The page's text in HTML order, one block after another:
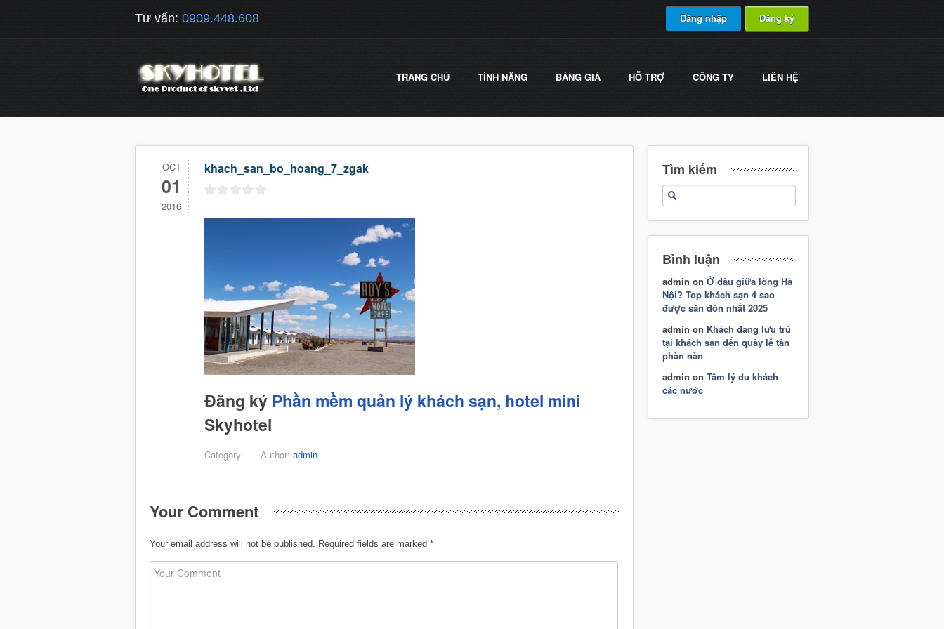
Tư vấn: 0909.448.608 Đăng nhập Đăng ký
TRANG CHỦ TÍNH NĂNG BẢNG GIÁ HỖ TRỢ CÔNG TY LIÊN HỆ
OCT
01
2016
khach_san_bo_hoang_7_zgak
Đăng ký Phần mềm quản lý khách sạn, hotel mini
Skyhotel
Category: - Author: admin
Your Comment
Your email address will not be published. Required fields are marked *
Tìm kiếm
Bình luận
admin on Ở đâu giữa lòng Hà
Nội? Top khách sạn 4 sao
được săn đón nhất 2025
admin on Khách đang lưu trú
tại khách sạn đến quầy lễ tân
phàn nàn
admin on Tâm lý du khách
các nước